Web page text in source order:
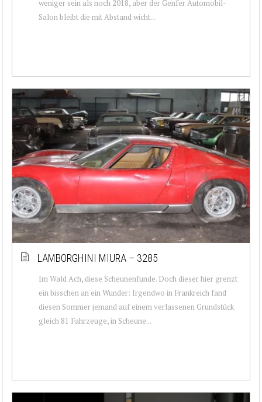
weniger sein als noch 2018, aber der Genfer Automobil-
Salon bleibt die mit Abstand wicht...
LAMBORGHINI MIURA – 3285
Im Wald Ach, diese Scheunenfunde. Doch dieser hier grenzt
ein bisschen an ein Wunder: Irgendwo in Frankreich fand
diesen Sommer jemand auf einem verlassenen Grundstück
gleich 81 Fahrzeuge, in Scheune...